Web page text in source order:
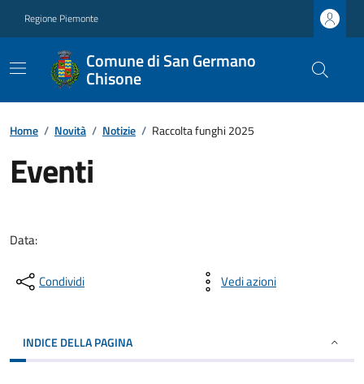
Regione Piemonte
Comune di San Germano
Chisone
Home / Novità / Notizie / Raccolta funghi 2025
Eventi
Data:
Condividi Vedi azioni
INDICE DELLA PAGINA